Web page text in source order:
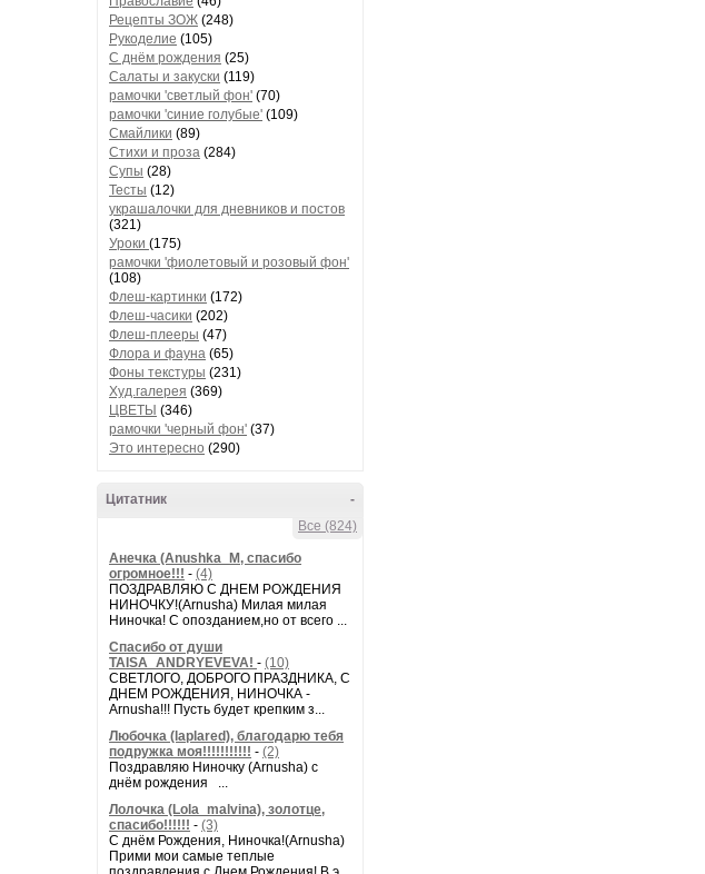
Рецепты ЗОЖ (248)
Рукоделие (105)
С днём рождения (25)
Салаты и закуски (119)
рамочки 'светлый фон' (70)
рамочки 'синие голубые' (109)
Смайлики (89)
Стихи и проза (284)
Супы (28)
Тесты (12)
украшалочки для дневников и постов
(321)
Уроки (175)
рамочки 'фиолетовый и розовый фон'
(108)
Флеш-картинки (172)
Флеш-часики (202)
Флеш-плееры (47)
Флора и фауна (65)
Фоны текстуры (231)
Худ.галерея (369)
ЦВЕТЫ (346)
рамочки 'черный фон' (37)
Это интересно (290)
-
Цитатник
Все (824)
Анечка (Anushka_M, спасибо
огромное!!! - (4)
ПОЗДРАВЛЯЮ С ДНЕМ РОЖДЕНИЯ
НИНОЧКУ!(Arnusha) Милая милая
Ниночка! С опозданием,но от всего ...
Спасибо от души
TAISA_ANDRYEVEVA! - (10)
СВЕТЛОГО, ДОБРОГО ПРАЗДНИКА, С
ДНЕМ РОЖДЕНИЯ, НИНОЧКА -
Arnusha!!! Пусть будет крепким з...
Любочка (laplared), благодарю тебя
подружка моя!!!!!!!!!!! - (2)
Поздравляю Ниночку (Arnusha) с
днём рождения ...
Лолочка (Lola_malvina), золотце,
спасибо!!!!!! - (3)
С днём Рождения, Ниночка!(Аrnusha)
Прими мои самые теплые